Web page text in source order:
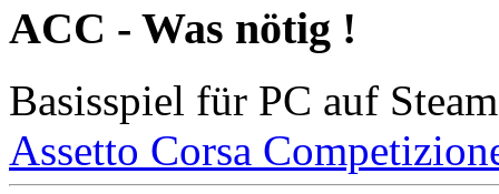
ACC - Was nötig !
Basisspiel für PC auf
Assetto Corsa